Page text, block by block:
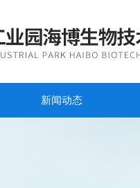
新闻动态